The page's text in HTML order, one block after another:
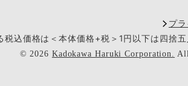
プ
込価格は＜本体価格+税＞1円以下は四捨五
©2026 Kadokawa Haruki Corporation.